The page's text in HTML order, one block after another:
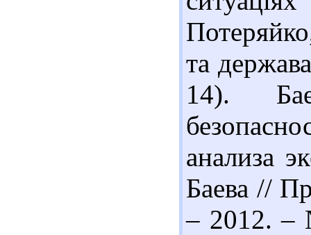
та
14).
анализа
Баева //
– 2012. –